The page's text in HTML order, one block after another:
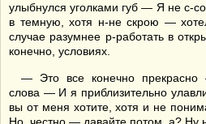
улыбнулся уголками губ — Я не с-
в темную, хотя н-не скрою —
случае разумнее р-работать в
конечно, условиях.
— Это все конечно
слова — И я приблизительно
вы от меня хотите, хотя и не